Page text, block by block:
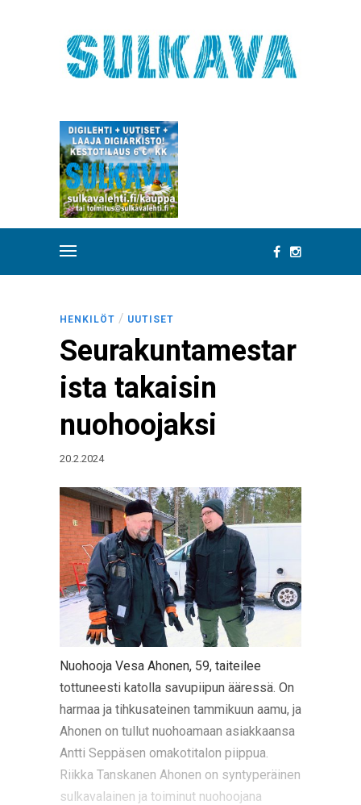
HENKILÖT / UUTISET
Seurakuntamestar
ista takaisin
nuohoojaksi
20.2.2024
Nuohooja Vesa Ahonen, 59, taiteilee
tottuneesti katolla savupiipun ääressä. On
harmaa ja tihkusateinen tammikuun aamu, ja
Ahonen on tullut nuohoamaan asiakkaansa
Antti Seppäsen omakotitalon piippua.
Riikka Tanskanen Ahonen on syntyperäinen
sulkavalainen ja toiminut nuohoojana